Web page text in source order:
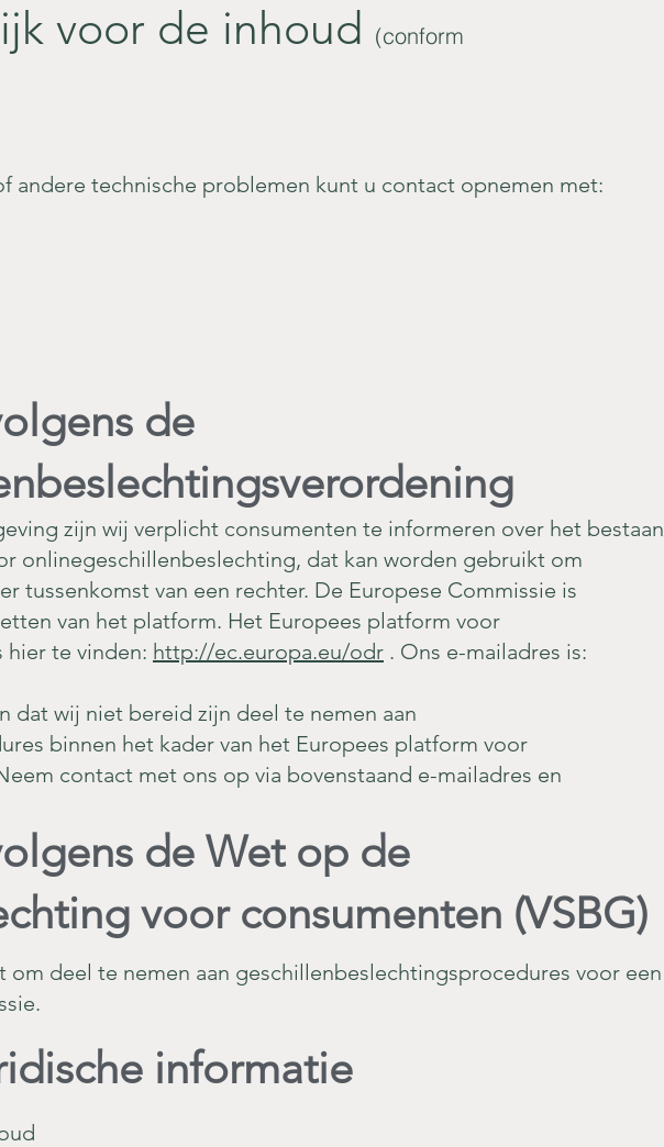
voor de inhoud (conform
andere technische problemen kunt u contact opnemen met:
de
zijn wij verplicht consumenten te informeren over het bestaan
onlinegeschillenbeslechting, dat kan worden gebruikt om
tussenkomst van een rechter. De Europese Commissie is
van het platform. Het Europees platform voor
te vinden: http://ec.europa.eu/odr . Ons e-mailadres is:
dat wij niet bereid zijn deel te nemen aan
binnen het kader van het Europees platform voor
contact met ons op via bovenstaand e-mailadres en
de Wet op de
voor consumenten (VSBG)
deel te nemen aan geschillenbeslechtingsprocedures voor een
informatie